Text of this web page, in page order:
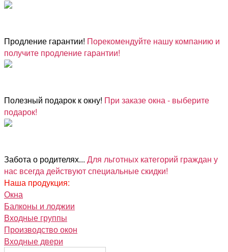
Продление гарантии! Порекомендуйте нашу компанию и
получите продление гарантии!
Полезный подарок к окну! При заказе окна - выберите
подарок!
Забота о родителях... Для льготных категорий граждан у
нас всегда действуют специальные скидки!
Наша продукция:
Окна
Балконы и лоджии
Входные группы
Производство окон
Входные двери